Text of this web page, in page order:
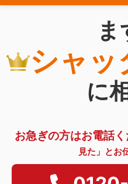
ま
シャッ
に
お急ぎの方はお電話く
見た」とお